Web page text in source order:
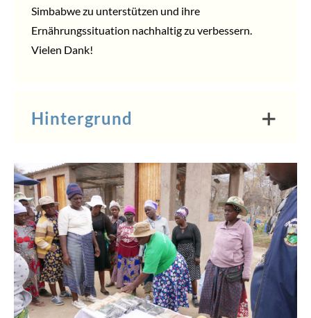
Simbabwe zu unterstützen und ihre
Ernährungssituation nachhaltig zu verbessern.
Vielen Dank!
Hintergrund